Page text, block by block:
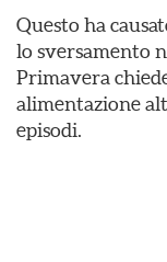
Questo ha
lo sversamento
Primavera
alimentazione
episodi.